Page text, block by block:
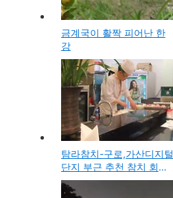
금계국이 활짝 피어난 한
강
탐라참치-구로,가산디지털
단지 부근 추천 참치 회집
맛집 방문기